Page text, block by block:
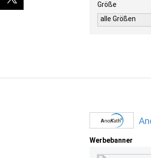
Größe
alle Größen
Werbebanner